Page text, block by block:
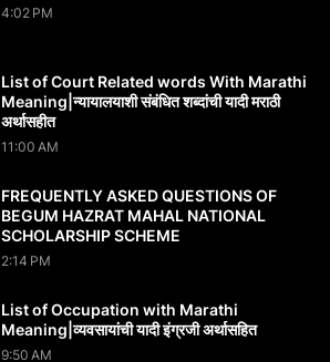
4:02 PM
List of Court Related words With Marathi
Meaning|न्यायालयाशी संबंधित शब्दांची यादी मराठी
अर्थासहीत
11:00 AM
FREQUENTLY ASKED QUESTIONS OF
BEGUM HAZRAT MAHAL NATIONAL
SCHOLARSHIP SCHEME
2:14 PM
List of Occupation with Marathi
Meaning|व्यवसायांची यादी इंग्रजी अर्थासह‍ित
9:50 AM